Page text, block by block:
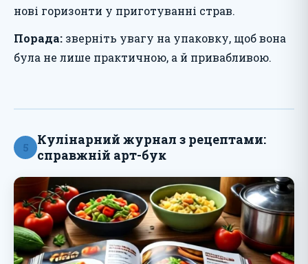
нові горизонти у приготуванні страв.
Порада: зверніть увагу на упаковку, щоб вона
була не лише практичною, а й привабливою.
5
Кулінарний журнал з рецептами:
справжній арт-бук